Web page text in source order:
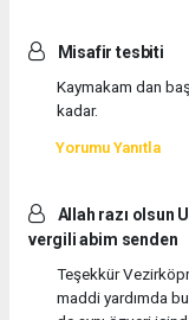
Misafir tesbiti
Kaymakam dan
kadar.
Yorumu Yanıtla
Allah razı olsun
vergili abim senden
Teşekkür
maddi yardımda